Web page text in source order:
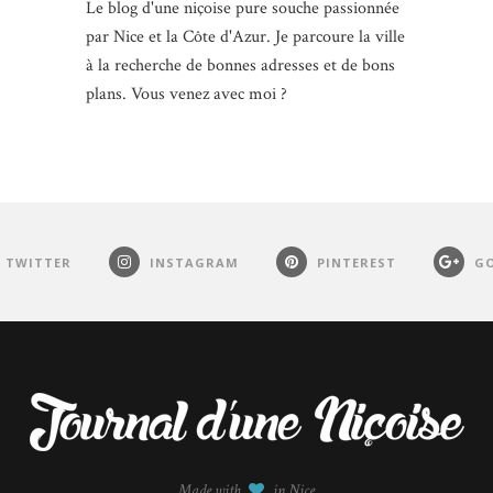
Le blog d'une niçoise pure souche passionnée
par Nice et la Côte d'Azur. Je parcoure la ville
à la recherche de bonnes adresses et de bons
plans. Vous venez avec moi ?
TWITTER INSTAGRAM PINTEREST